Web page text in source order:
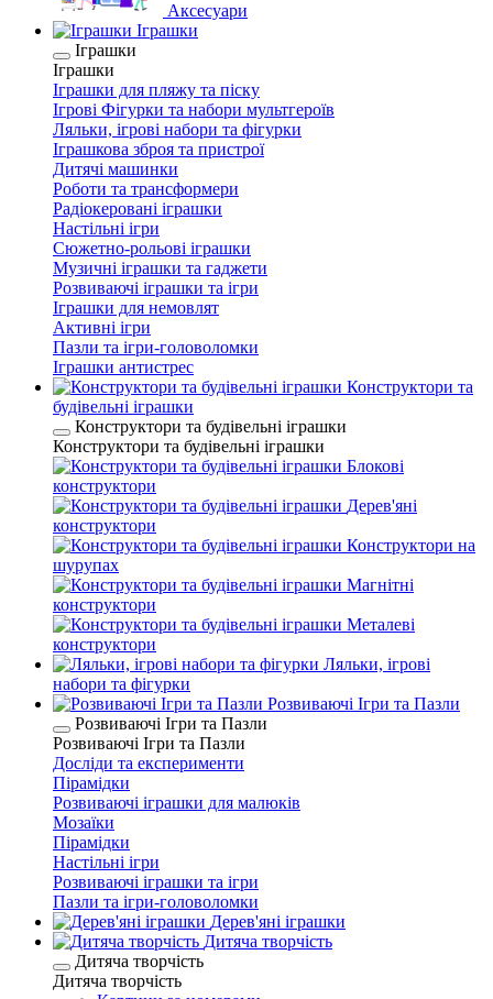
Аксесуари
Іграшки
Іграшки
Іграшки
Іграшки для пляжу та піску
Ігрові Фігурки та набори мультгероїв
Ляльки, ігрові набори та фігурки
Іграшкова зброя та пристрої
Дитячі машинки
Роботи та трансформери
Радіокеровані іграшки
Настільні ігри
Сюжетно-рольові іграшки
Музичні іграшки та гаджети
Розвиваючі іграшки та ігри
Іграшки для немовлят
Активні ігри
Пазли та ігри-головоломки
Іграшки антистрес
Конструктори та
будівельні іграшки
Конструктори та будівельні іграшки
Конструктори та будівельні іграшки
Блокові
конструктори
Дерев'яні
конструктори
Конструктори на
шурупах
Магнітні
конструктори
Металеві
конструктори
Ляльки, ігрові
набори та фігурки
Розвиваючі Ігри та Пазли
Розвиваючі Ігри та Пазли
Розвиваючі Ігри та Пазли
Досліди та експерименти
Пірамідки
Розвиваючі іграшки для малюків
Мозаїки
Пірамідки
Настільні ігри
Розвиваючі іграшки та ігри
Пазли та ігри-головоломки
Дерев'яні іграшки
Дитяча творчість
Дитяча творчість
Дитяча творчість